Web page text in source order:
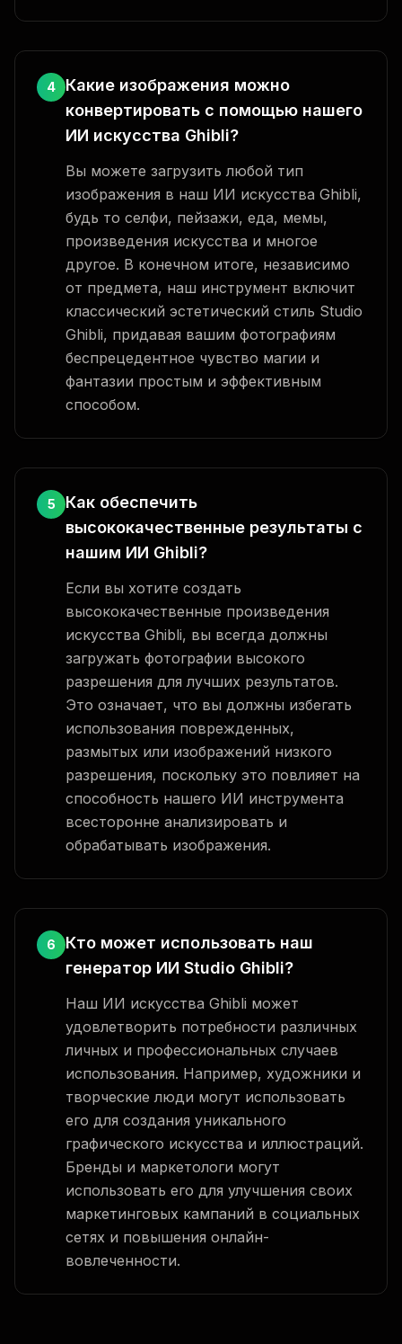
4
Какие изображения можно
конвертировать с помощью нашего
ИИ искусства Ghibli?
Вы можете загрузить любой тип
изображения в наш ИИ искусства Ghibli,
будь то селфи, пейзажи, еда, мемы,
произведения искусства и многое
другое. В конечном итоге, независимо
от предмета, наш инструмент включит
классический эстетический стиль Studio
Ghibli, придавая вашим фотографиям
беспрецедентное чувство магии и
фантазии простым и эффективным
способом.
5
Как обеспечить
высококачественные результаты с
нашим ИИ Ghibli?
Если вы хотите создать
высококачественные произведения
искусства Ghibli, вы всегда должны
загружать фотографии высокого
разрешения для лучших результатов.
Это означает, что вы должны избегать
использования поврежденных,
размытых или изображений низкого
разрешения, поскольку это повлияет на
способность нашего ИИ инструмента
всесторонне анализировать и
обрабатывать изображения.
6
Кто может использовать наш
генератор ИИ Studio Ghibli?
Наш ИИ искусства Ghibli может
удовлетворить потребности различных
личных и профессиональных случаев
использования. Например, художники и
творческие люди могут использовать
его для создания уникального
графического искусства и иллюстраций.
Бренды и маркетологи могут
использовать его для улучшения своих
маркетинговых кампаний в социальных
сетях и повышения онлайн-
вовлеченности.